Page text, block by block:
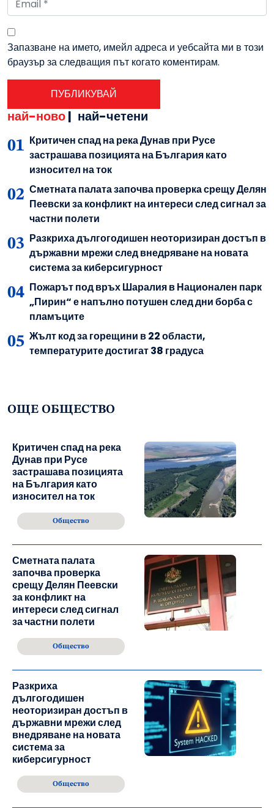
Запазване на името, имейл адреса и уебсайта ми в този
браузър за следващия път когато коментирам.
най-ново| най-четени
Критичен спад на река Дунав при Русе
застрашава позицията на България като
износител на ток
Сметната палата започва проверка срещу Делян
Пеевски за конфликт на интереси след сигнал за
частни полети
Разкриха дългогодишен неоторизиран достъп в
държавни мрежи след внедряване на новата
система за киберсигурност
Пожарът под връх Шаралия в Национален парк
„Пирин“ е напълно потушен след дни борба с
пламъците
Жълт код за горещини в 22 области,
температурите достигат 38 градуса
ОЩЕ ОБЩЕСТВО
Критичен спад на река
Дунав при Русе
застрашава позицията
на България като
износител на ток
Общество
Сметната палата
започва проверка
срещу Делян Пеевски
за конфликт на
интереси след сигнал
за частни полети
Общество
Разкриха
дългогодишен
неоторизиран достъп в
държавни мрежи след
внедряване на новата
система за
киберсигурност
Общество